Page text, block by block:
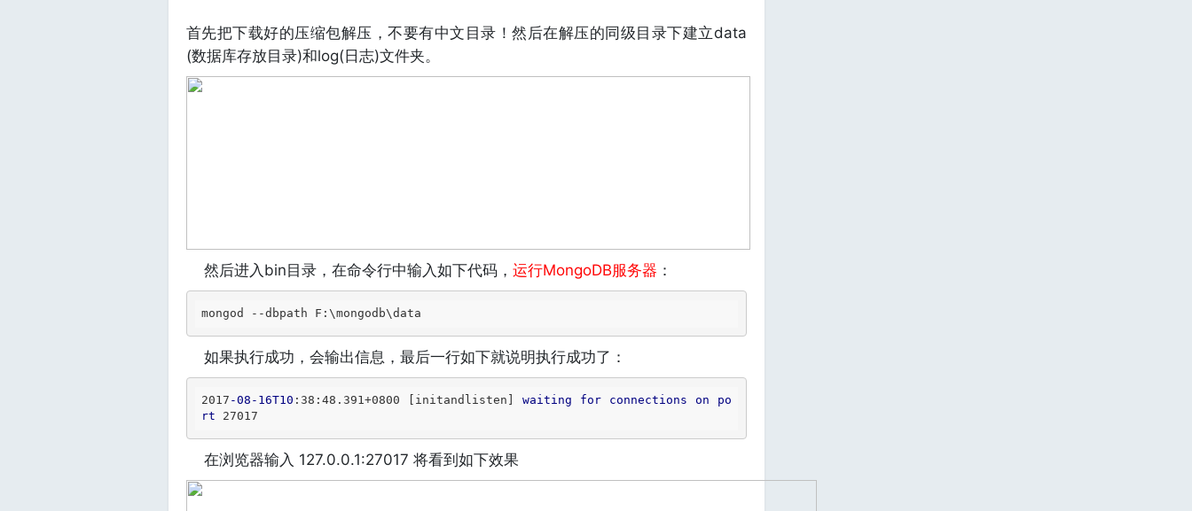
首先把下载好的压缩包解压，不要有中文目录！然后在解压的同级目录下建立data
(数据库存放目录)和log(日志)文件夹。
然后进入bin目录，在命令行中输入如下代码， 运行MongoDB服务器 ：
mongod --dbpath F:\mongodb\data
如果执行成功，会输出信息，最后一行如下就说明执行成功了：
2017 -08-16T10 :38 :48 .391+0800 [initandlisten] waiting for connections on
po
rt 27017
在浏览器输入 127.0.0.1:27017 将看到如下效果